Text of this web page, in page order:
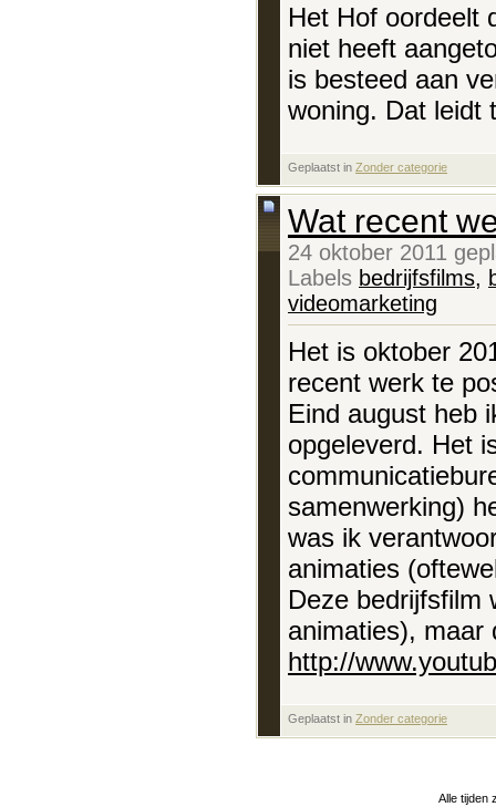
Het Hof oordeelt
niet heeft
is besteed aan
woning. Dat leidt
Geplaatst in Zonder categorie
Wat recent
24 oktober 2011
Labels bedrijfsfilms,
videomarketing
Het is oktober
recent werk te
Eind august heb
opgeleverd. Het
samenwerking)
was ik
animaties
Deze bedrijfsfilm
animaties), maar
http://
Geplaatst in Zonder categorie
Alle tijden